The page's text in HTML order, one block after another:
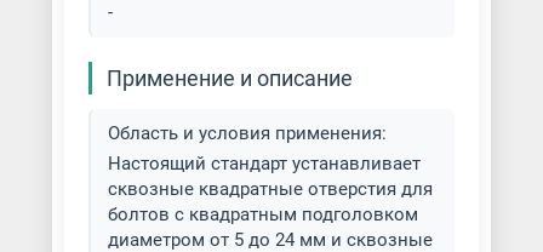
-
Применение и описание
Область и условия применения:
Настоящий стандарт устанавливает
сквозные квадратные отверстия для
болтов с квадратным подголовком
диаметром от 5 до 24 мм и сквозные